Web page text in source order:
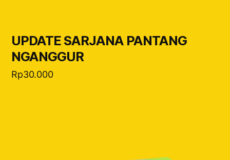
UPDATE SARJANA PANTANG
NGANGGUR
Rp30.000